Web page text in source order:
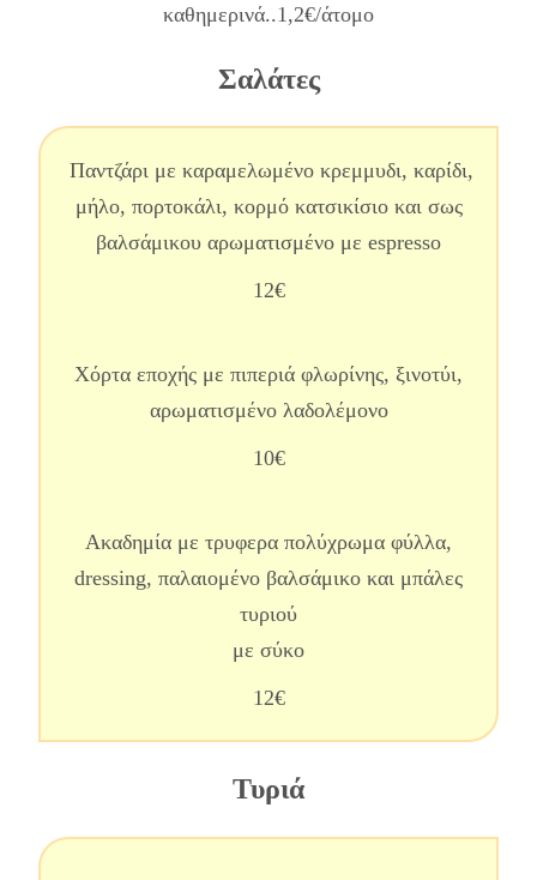
καθημερινά..1,2€/άτομο
Σαλάτες
Παντζάρι με καραμελωμένο κρεμμυδι, καρίδι,
μήλο, πορτοκάλι, κορμό κατσικίσιο και σως
βαλσάμικου αρωματισμένο με espresso
12€
Χόρτα εποχής με πιπεριά φλωρίνης, ξινοτύι,
αρωματισμένο λαδολέμονο
10€
Ακαδημία με τρυφερα πολύχρωμα φύλλα,
dressing, παλαιομένο βαλσάμικο και μπάλες
τυριού
με σύκο
12€
Τυριά